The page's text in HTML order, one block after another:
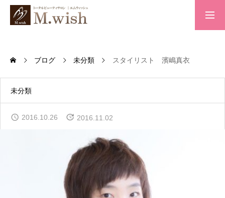
求人案内
お問い合わせ
ブログ 未分類 スタイリスト 濱嶋真衣
未分類
2016.10.26 2016.11.02